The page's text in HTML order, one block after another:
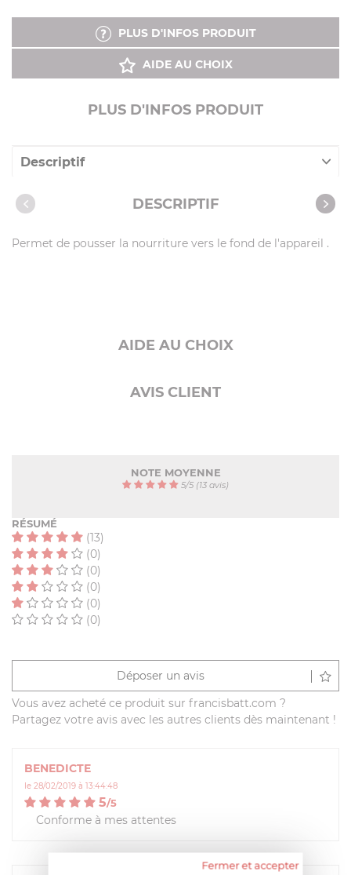
PLUS D'INFOS PRODUIT
AIDE AU CHOIX
PLUS D'INFOS PRODUIT
Descriptif
Caractéristiques DESCRIPTIF
Permet de pousser la nourriture vers le fond de l'appareil .
AIDE AU CHOIX
AVIS CLIENT
NOTE MOYENNE
5/5 (13 avis)
RÉSUMÉ
(13)
(0)
(0)
(0)
(0)
(0)
Déposer un avis
Vous avez acheté ce produit sur francisbatt.com ?
Partagez votre avis avec les autres clients dès maintenant !
BENEDICTE
le 28/02/2019 à 13:44:48
5/5
Conforme à mes attentes
Fermer et accepter